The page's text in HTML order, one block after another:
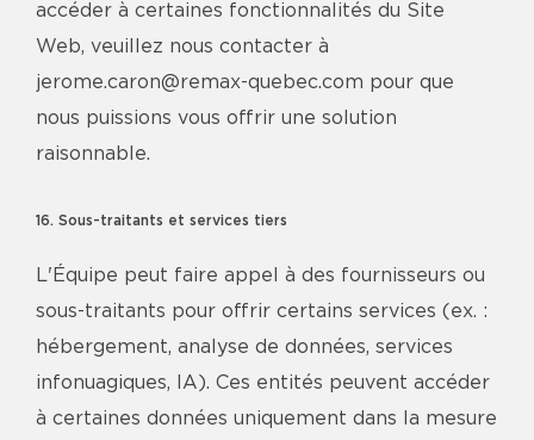
accéder à certaines fonctionnalités du Site
Web, veuillez nous contacter à
jerome.caron@remax-quebec.com pour que
nous puissions vous offrir une solution
raisonnable.
16. Sous-traitants et services tiers
L'Équipe peut faire appel à des fournisseurs ou
sous-traitants pour offrir certains services (ex. :
hébergement, analyse de données, services
infonuagiques, IA). Ces entités peuvent accéder
à certaines données uniquement dans la mesure